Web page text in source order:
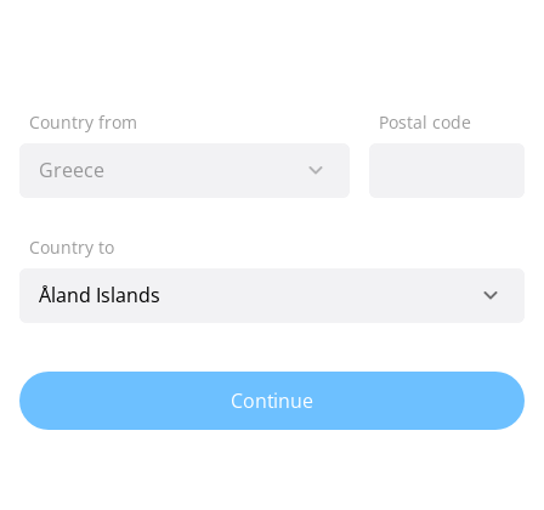
Country from Postal code
Country to
Continue